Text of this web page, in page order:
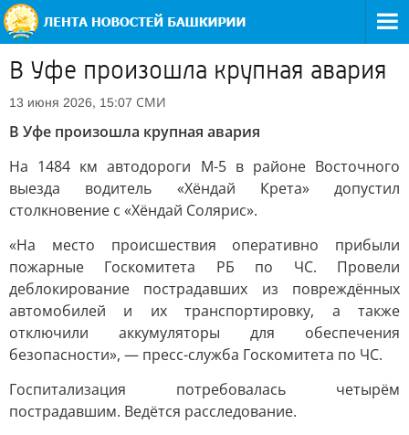
В Уфе произошла крупная авария
13 июня 2026, 15:07 СМИ
В Уфе произошла крупная авария
На 1484 км автодороги М-5 в районе Восточного
выезда водитель «Хёндай Крета» допустил
столкновение с «Хёндай Солярис».
«На место происшествия оперативно прибыли
пожарные Госкомитета РБ по ЧС. Провели
деблокирование пострадавших из повреждённых
автомобилей и их транспортировку, а также
отключили аккумуляторы для обеспечения
безопасности», — пресс-служба Госкомитета по ЧС.
Госпитализация потребовалась четырём
пострадавшим. Ведётся расследование.